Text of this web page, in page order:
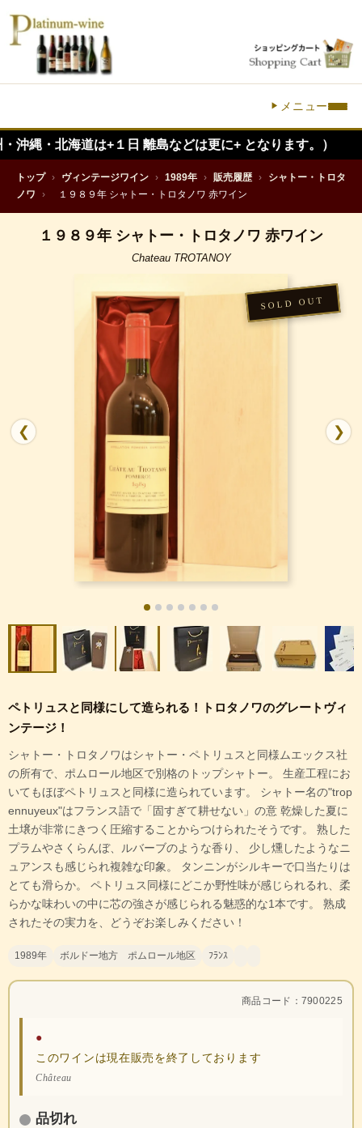
メニュー
道は+１日 離島などは更に+ となります。）
トップ › ヴィンテージワイン › 1989年 › 販売履歴 ›
シャトー・トロタ
ノワ
› １９８９年 シャトー・トロタノワ 赤ワイン
１９８９年 シャトー・トロタノワ 赤ワイン
Chateau TROTANOY
❮ ❯
ペトリュスと同様にして造られる！トロタノワのグレートヴィ
ンテージ！
シャトー・トロタノワはシャトー・ペトリュスと同様ムエックス社
の所有で、ポムロール地区で別格のトップシャトー。 生産工程にお
いてもほぼペトリュスと同様に造られています。 シャトー名の"trop
ennuyeux"はフランス語で「固すぎて耕せない」の意 乾燥した夏に
土壌が非常にきつく圧縮することからつけられたそうです。 熟した
プラムやさくらんぼ、ルバーブのような香り、 少し燻したようなニ
ュアンスも感じられ複雑な印象。 タンニンがシルキーで口当たりは
とても滑らか。 ペトリュス同様にどこか野性味が感じられるれ、柔
らかな味わいの中に芯の強さが感じられる魅惑的な1本です。 熟成
されたその実力を、どうぞお楽しみください！
1989年 ボルドー地方 ポムロール地区 ﾌﾗﾝｽ
商品コード：7900225
●
このワインは現在販売を終了しております
Château
品切れ